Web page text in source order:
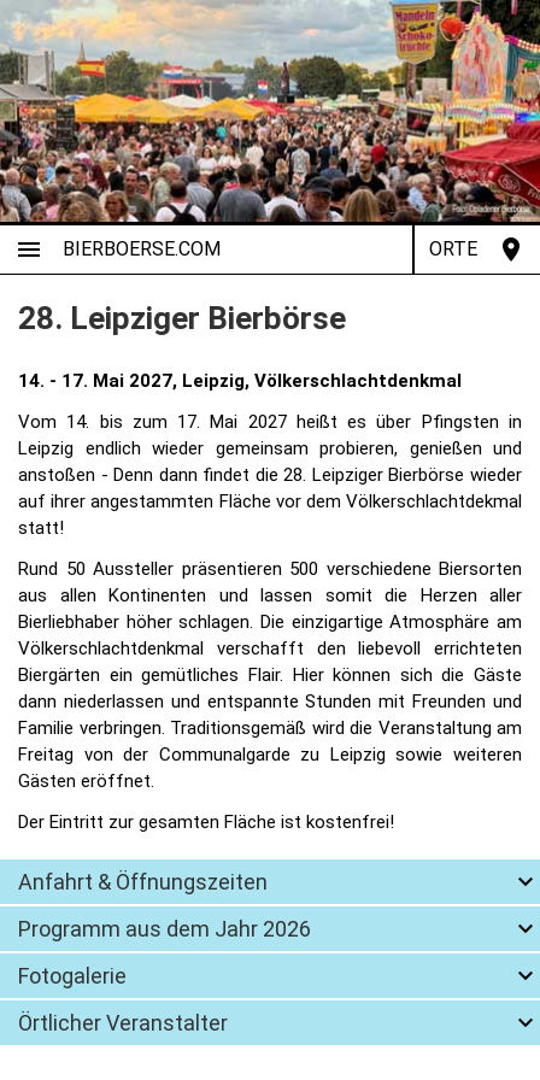
ORTE
BIERBOERSE.COM
28. Leipziger Bierbörse
14. - 17. Mai 2027, Leipzig, Völkerschlachtdenkmal
Vom 14. bis zum 17. Mai 2027 heißt es über Pfingsten in
Leipzig endlich wieder gemeinsam probieren, genießen und
anstoßen - Denn dann findet die 28. Leipziger Bierbörse wieder
auf ihrer angestammten Fläche vor dem Völkerschlachtdekmal
statt!
Rund 50 Aussteller präsentieren 500 verschiedene Biersorten
aus allen Kontinenten und lassen somit die Herzen aller
Bierliebhaber höher schlagen. Die einzigartige Atmosphäre am
Völkerschlachtdenkmal verschafft den liebevoll errichteten
Biergärten ein gemütliches Flair. Hier können sich die Gäste
dann niederlassen und entspannte Stunden mit Freunden und
Familie verbringen. Traditionsgemäß wird die Veranstaltung am
Freitag von der Communalgarde zu Leipzig sowie weiteren
Gästen eröffnet.
Der Eintritt zur gesamten Fläche ist kostenfrei!
Anfahrt & Öffnungszeiten
Programm aus dem Jahr 2026
Fotogalerie
Örtlicher Veranstalter